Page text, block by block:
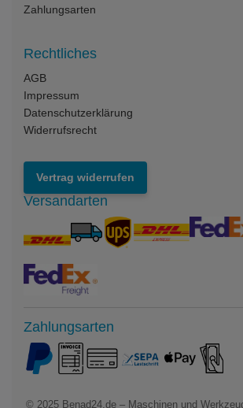
Zahlungsarten
Rechtliches
AGB
Impressum
Datenschutzerklärung
Widerrufsrecht
Vertrag widerrufen
Versandarten
Zahlungsarten
© 2025 Benad24.de – Maschinen und